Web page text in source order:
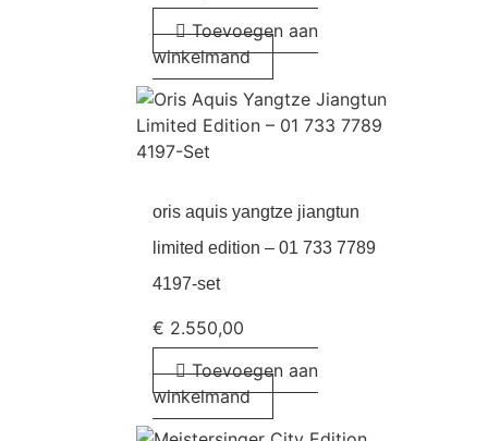
Toevoegen aan
winkelmand
oris aquis yangtze jiangtun
limited edition – 01 733 7789
4197-set
€ 2.550,00
Toevoegen aan
winkelmand